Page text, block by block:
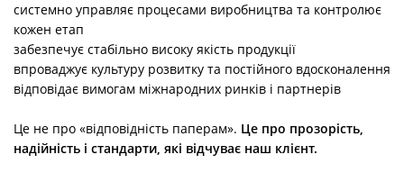
системно управляє процесами виробництва та контролює
кожен етап
забезпечує стабільно високу якість продукції
впроваджує культуру розвитку та постійного вдосконалення
відповідає вимогам міжнародних ринків і партнерів
Це не про «відповідність паперам». Це про прозорість,
надійність і стандарти, які відчуває наш клієнт.